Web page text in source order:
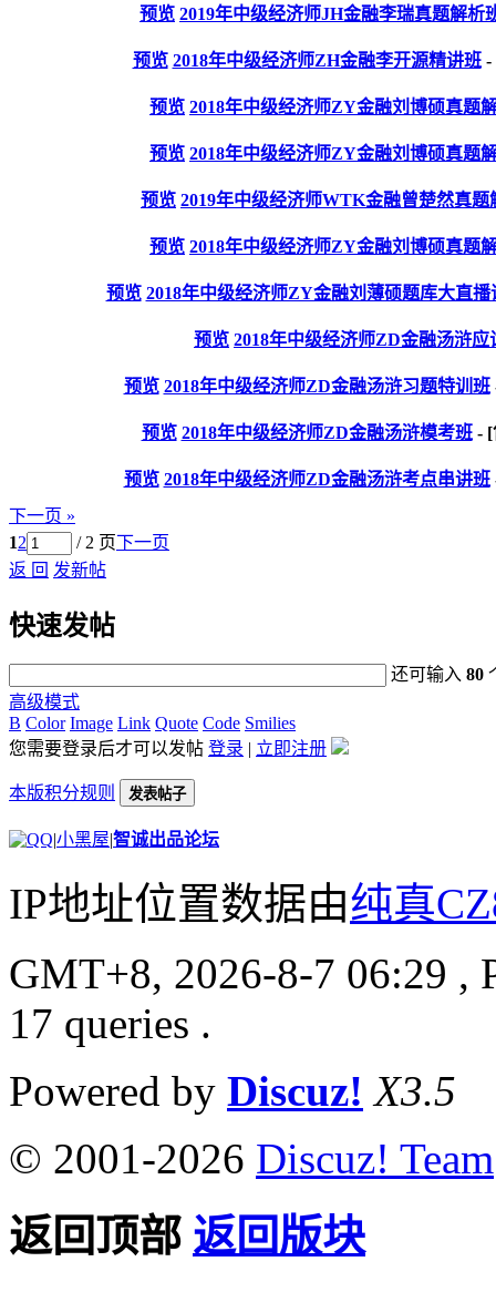
预览 2019年中级经济师JH金融李瑞真题解析
预览 2018年中级经济师ZH金融李开源精讲班-
预览 2018年中级经济师ZY金融刘博硕真题
预览 2018年中级经济师ZY金融刘博硕真题
预览 2019年中级经济师WTK金融曾楚然真题
预览 2018年中级经济师ZY金融刘博硕真题
预览 2018年中级经济师ZY金融刘薄硕题库大直播
预览 2018年中级经济师ZD金融汤浒应
预览 2018年中级经济师ZD金融汤浒习题特训班
预览 2018年中级经济师ZD金融汤浒模考班- [
预览 2018年中级经济师ZD金融汤浒考点串讲班
下一页 »
12 / 2 页下一页
返 回 发新帖
快速发帖
还可输入80
高级模式
B Color Image Link Quote Code Smilies
您需要登录后才可以发帖 登录 | 立即注册
本版积分规则 发表帖子
|小黑屋|智诚出品论坛
IP地址位置数据由纯真
GMT+8, 2026-8-7 06:29 ,
17 queries .
Powered by Discuz! X3.5
© 2001-2026 Discuz! Team
返回顶部 返回版块